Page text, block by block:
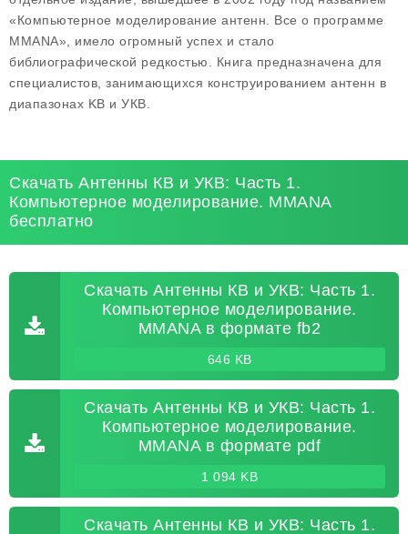
«Компьютерное моделирование антенн. Все о программе
MMANA», имело огромный успех и стало
библиографической редкостью. Книга предназначена для
специалистов, занимающихся конструированием антенн в
диапазонах KB и УКВ.
Скачать Антенны КВ и УКВ: Часть 1.
Компьютерное моделирование. MMANA
бесплатно
Скачать Антенны КВ и УКВ: Часть 1.
Компьютерное моделирование.
MMANA в формате fb2
646 KB
Скачать Антенны КВ и УКВ: Часть 1.
Компьютерное моделирование.
MMANA в формате pdf
1 094 KB
Скачать Антенны КВ и УКВ: Часть 1.